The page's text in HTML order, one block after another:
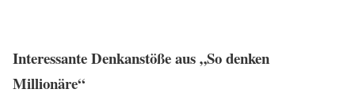
Interessante Denkanstöße aus „So denken
Millionäre“